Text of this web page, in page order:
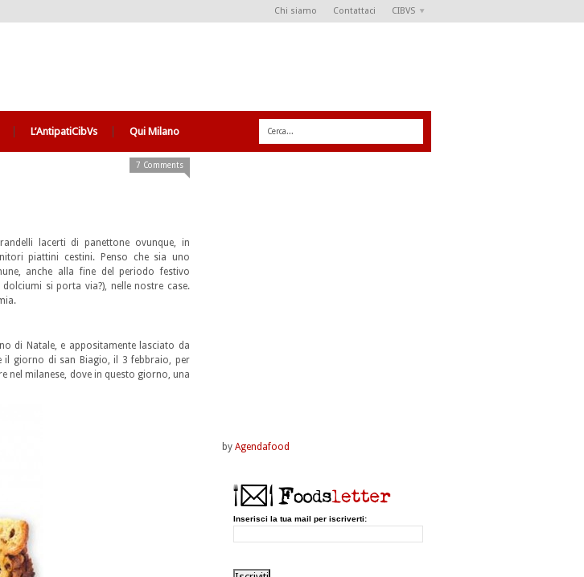
Chi siamo Contattaci CIBVS
L’AntipatiCibVs Qui Milano
7 Comments
lacerti di panettone ovunque, in
piattini cestini. Penso che sia uno
anche alla fine del periodo festivo
dolciumi si porta via?), nelle nostre case.
di Natale, e appositamente lasciato da
giorno di san Biagio, il 3 febbraio, per
nel milanese, dove in questo giorno, una
by Agendafood
Inserisci la tua mail per iscriverti: